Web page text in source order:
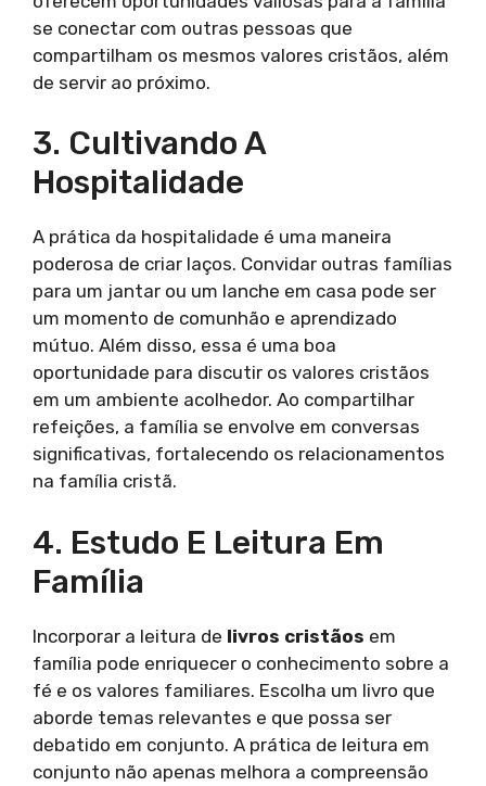
se conectar com outras pessoas que
compartilham os mesmos valores cristãos, além
de servir ao próximo.
3. Cultivando A
Hospitalidade
A prática da hospitalidade é uma maneira
poderosa de criar laços. Convidar outras famílias
para um jantar ou um lanche em casa pode ser
um momento de comunhão e aprendizado
mútuo. Além disso, essa é uma boa
oportunidade para discutir os valores cristãos
em um ambiente acolhedor. Ao compartilhar
refeições, a família se envolve em conversas
significativas, fortalecendo os relacionamentos
na família cristã.
4. Estudo E Leitura Em
Família
Incorporar a leitura de livros cristãos em
família pode enriquecer o conhecimento sobre a
fé e os valores familiares. Escolha um livro que
aborde temas relevantes e que possa ser
debatido em conjunto. A prática de leitura em
conjunto não apenas melhora a compreensão